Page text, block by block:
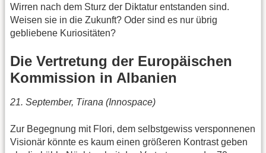
Wirren nach dem Sturz der Diktatur entstanden sind.
Weisen sie in die Zukunft? Oder sind es nur übrig
gebliebene Kuriositäten?
Die Vertretung der Europäischen
Kommission in Albanien
21. September, Tirana (Innospace)
Zur Begegnung mit Flori, dem selbstgewiss versponnenen
Visionär könnte es kaum einen größeren Kontrast geben